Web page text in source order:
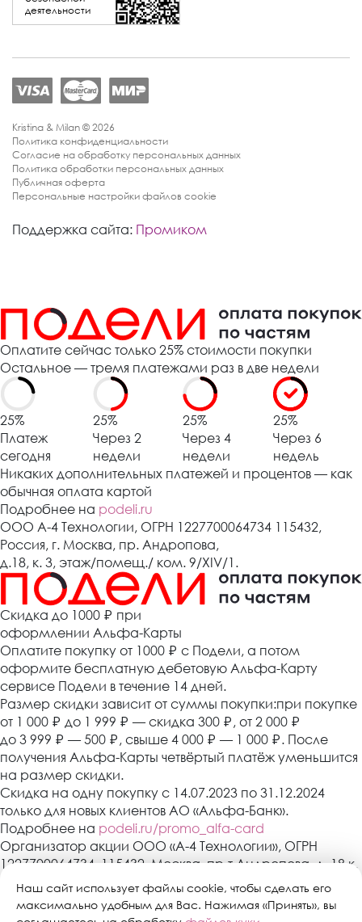
деятельности
Kristina & Milan © 2026
Политика конфиденциальности
Согласие на обработку персональных данных
Политика обработки персональных данных
Публичная оферта
Персональные настройки файлов cookie
Поддержка сайта: Промиком
Наш сайт использует файлы cookie, чтобы сделать его
максимально удобным для Вас. Нажимая «Принять», вы
Оплатите сейчас только 25% стоимости покупки
Остальное — тремя платежами раз в две недели
25%
Платеж
сегодня
25%
Через 2
недели
25%
Через 4
недели
25%
Через 6
недель
Никаких дополнительных платежей и процентов — как
обычная оплата картой
Подробнее на podeli.ru
ООО А-4 Технологии, ОГРН 1227700064734 115432,
Россия, г. Москва, пр. Андропова,
д.18, к. 3, этаж/помещ./ ком. 9/XIV/1.
Cкидка до 1000 ₽ при
оформлении Альфа-Карты
Оплатите покупку от 1000 ₽ с Подели, а потом
оформите бесплатную дебетовую Альфа-Карту
сервисе Подели в течение 14 дней.
Размер скидки зависит от суммы покупки:при покупке
от 1 000 ₽ до 1 999 ₽ — скидка 300 ₽ , от 2 000 ₽
до 3 999 ₽ — 500 ₽ , свыше 4 000 ₽ — 1 000 ₽. После
получения Альфа-Карты четвёртый платёж уменьшится
на размер скидки.
Скидка на одну покупку с 14.07.2023 по 31.12.2024
только для новых клиентов АО «Альфа-Банк».
Подробнее на podeli.ru/promo_alfa-card
Организатор акции ООО «А-4 Технологии», ОГРН
1227700064734, 115432, Москва, пр-т Андропова, д. 18 к.
3, эт./пом./ком. 9/XIV/1. АО «Альфа-Банк»,
Генеральная лицензия банка России № 1326 от 16
января 2015 г. Скидка предоставляется один раз в